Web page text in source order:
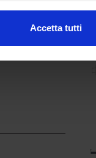
Accetta tutti